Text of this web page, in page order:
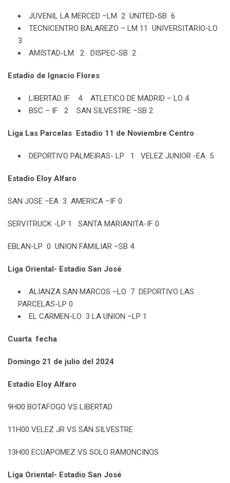
JUVENIL LA MERCED –LM 2 UNITED-SB 6
TECNICENTRO BALAREZO – LM 11 UNIVERSITARIO-LO
3
AMISTAD-LM 2 DISPEC-SB 2
Estadio de Ignacio Flores
LIBERTAD IF 4 ATLETICO DE MADRID – LO 4
BSC – IF 2 SAN SILVESTRE –SB 2
Liga Las Parcelas Estadio 11 de Noviembre Centro
DEPORTIVO PALMEIRAS- LP 1 VELEZ JUNIOR -EA 5
Estadio Eloy Alfaro
SAN JOSE –EA 3 AMERICA –IF 0
SERVITRUCK -LP 1 SANTA MARIANITA-IF 0
EBLAN-LP 0 UNION FAMILIAR –SB 4
Liga Oriental- Estadio San José
ALIANZA SAN MARCOS –LO 7 DEPORTIVO LAS
PARCELAS-LP 0
EL CARMEN-LO 3 LA UNION –LP 1
Cuarta fecha
Domingo 21 de julio del 2024
Estadio Eloy Alfaro
9H00 BOTAFOGO VS LIBERTAD
11H00 VELEZ JR VS SAN SILVESTRE
13H00 ECUAPOMEZ VS SOLO RAMONCINOS
Liga Oriental- Estadio San José